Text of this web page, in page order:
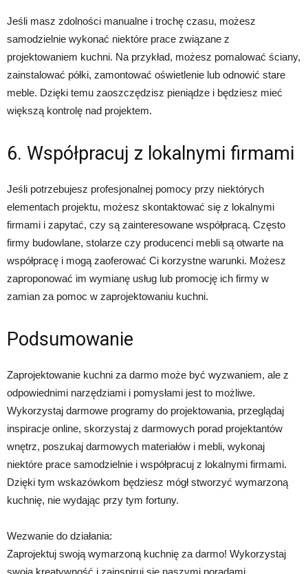
Jeśli masz zdolności manualne i trochę czasu, możesz
samodzielnie wykonać niektóre prace związane z
projektowaniem kuchni. Na przykład, możesz pomalować ściany,
zainstalować półki, zamontować oświetlenie lub odnowić stare
meble. Dzięki temu zaoszczędzisz pieniądze i będziesz mieć
większą kontrolę nad projektem.
6. Współpracuj z lokalnymi firmami
Jeśli potrzebujesz profesjonalnej pomocy przy niektórych
elementach projektu, możesz skontaktować się z lokalnymi
firmami i zapytać, czy są zainteresowane współpracą. Często
firmy budowlane, stolarze czy producenci mebli są otwarte na
współpracę i mogą zaoferować Ci korzystne warunki. Możesz
zaproponować im wymianę usług lub promocję ich firmy w
zamian za pomoc w zaprojektowaniu kuchni.
Podsumowanie
Zaprojektowanie kuchni za darmo może być wyzwaniem, ale z
odpowiednimi narzędziami i pomysłami jest to możliwe.
Wykorzystaj darmowe programy do projektowania, przeglądaj
inspiracje online, skorzystaj z darmowych porad projektantów
wnętrz, poszukaj darmowych materiałów i mebli, wykonaj
niektóre prace samodzielnie i współpracuj z lokalnymi firmami.
Dzięki tym wskazówkom będziesz mógł stworzyć wymarzoną
kuchnię, nie wydając przy tym fortuny.
Wezwanie do działania:
Zaprojektuj swoją wymarzoną kuchnię za darmo! Wykorzystaj
swoją kreatywność i zainspiruj się naszymi poradami